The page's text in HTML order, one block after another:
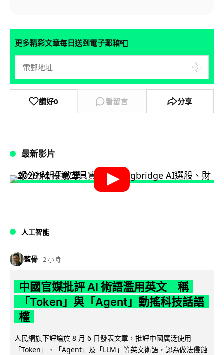
更多精彩文章每日送到電子郵箱📮
讚好0 看留言 分享
最新影片
人工智能
藍骨 2 小時
中國官媒批評 AI 術語濫用英文 稱
「Token」與「Agent」動搖科技話語
權
人民網旗下評論於 8 月 6 日發表文章，批評中國廣泛使用
「Token」、「Agent」及「LLM」等英文術語，認為做法侵蝕